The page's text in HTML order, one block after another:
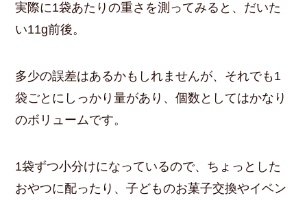
実際に1袋あたりの重さを測ってみると、だいた
い11g前後。
多少の誤差はあるかもしれませんが、それでも1
袋ごとにしっかり量があり、個数としてはかなり
のボリュームです。
1袋ずつ小分けになっているので、ちょっとした
おやつに配ったり、子どものお菓子交換やイベン